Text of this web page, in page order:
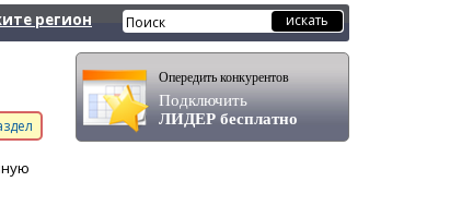
регион
Опередить конкурентов
Подключить
ЛИДЕР бесплатно